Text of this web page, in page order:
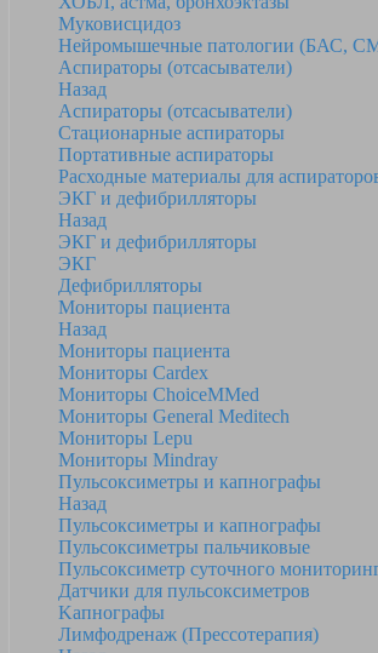
Муковисцидоз
Нейромышечные патологии (БАС,
Аспираторы (отсасыватели)
Назад
Аспираторы (отсасыватели)
Стационарные аспираторы
Портативные аспираторы
Расходные материалы для
ЭКГ и дефибрилляторы
Назад
ЭКГ и дефибрилляторы
ЭКГ
Дефибрилляторы
Мониторы пациента
Назад
Мониторы пациента
Мониторы Cardex
Мониторы ChoiceMMed
Мониторы General Meditech
Мониторы Lepu
Мониторы Mindray
Пульсоксиметры и капнографы
Назад
Пульсоксиметры и капнографы
Пульсоксиметры пальчиковые
Пульсоксиметр суточного
Датчики для пульсоксиметров
Kапнографы
Лимфодренаж (Прессотерапия)